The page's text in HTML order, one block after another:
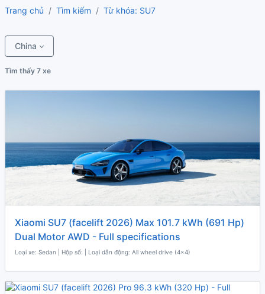
Trang chủ Tìm kiếm Từ khóa: SU7
China
Tìm thấy 7 xe
Xiaomi SU7 (facelift 2026) Max 101.7 kWh (691 Hp)
Dual Motor AWD - Full specifications
Loại xe: Sedan | Hộp số: | Loại dẫn động: All wheel drive (4x4)